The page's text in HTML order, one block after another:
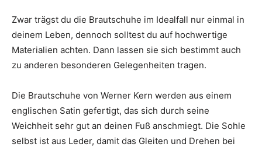
Zwar trägst du die Brautschuhe im Idealfall nur einmal in
deinem Leben, dennoch solltest du auf hochwertige
Materialien achten. Dann lassen sie sich bestimmt auch
zu anderen besonderen Gelegenheiten tragen.
Die Brautschuhe von Werner Kern werden aus einem
englischen Satin gefertigt, das sich durch seine
Weichheit sehr gut an deinen Fuß anschmiegt. Die Sohle
selbst ist aus Leder, damit das Gleiten und Drehen bei